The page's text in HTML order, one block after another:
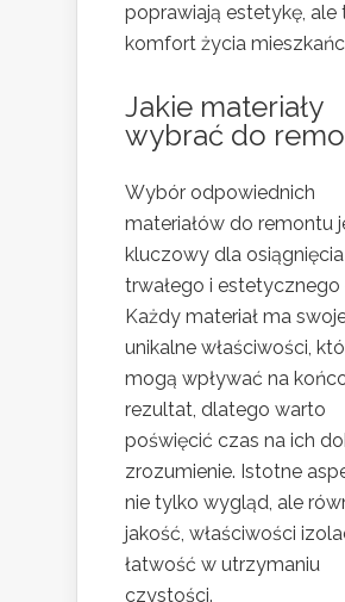
poprawiają estetykę, ale
komfort życia
Jakie materiały
wybrać do
Wybór odpowiednich
materiałów do remontu
kluczowy dla osiągnięcia
trwałego i estetycznego
Każdy materiał ma
unikalne właściwości,
mogą wpływać na
rezultat, dlatego warto
poświęcić czas na ich
zrozumienie. Istotne
nie tylko wygląd, ale
jakość, właściwości
łatwość w utrzymaniu
czystości.